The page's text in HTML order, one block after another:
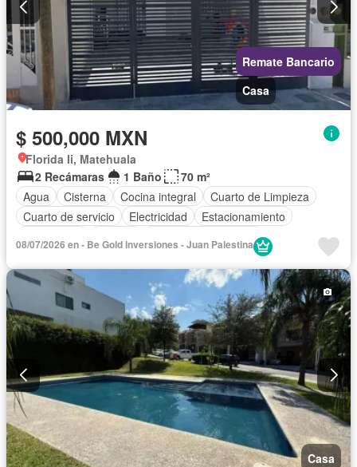
Remate Bancario
Casa
$ 500,000 MXN
Florida Ii, Matehuala
2 Recámaras
1 Baño
70 m²
Agua
Cisterna Cocina integral
Cuarto de Limpieza
Cuarto de servicio
Electricidad
Estacionamiento
Recámara con closet
08/07/2026 en - Be Gold Inversiones - Juan Palestina
Casa